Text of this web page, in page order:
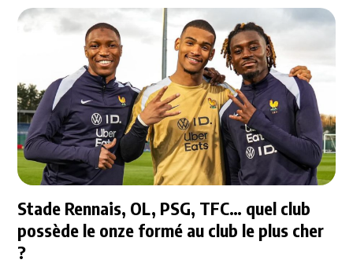
Stade Rennais, OL, PSG, TFC… quel club
possède le onze formé au club le plus cher
?